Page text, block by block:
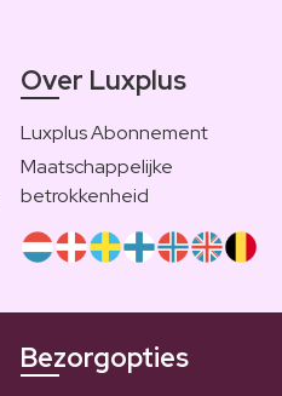
Over Luxplus
Luxplus Abonnement
Maatschappelijke
betrokkenheid
Bezorgopties